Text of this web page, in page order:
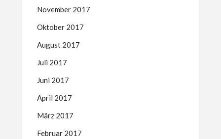
November 2017
Oktober 2017
August 2017
Juli 2017
Juni 2017
April 2017
März 2017
Februar 2017